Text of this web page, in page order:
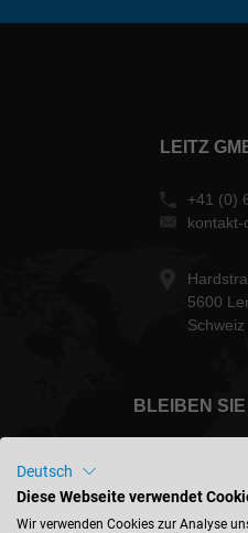
LEITZ
+41 (0)
kontakt-
5600
Schweiz
BLEIBEN
Deutsch
Diese Webseite verwendet
Wir verwenden Cookies zur Analyse